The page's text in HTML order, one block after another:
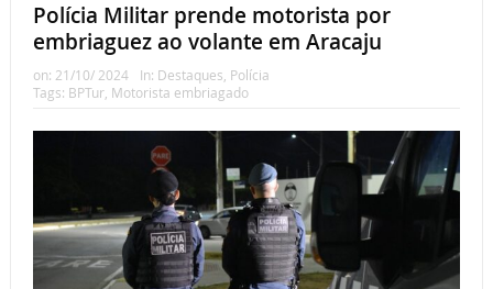
Polícia Militar prende motorista por
embriaguez ao volante em Aracaju
on: 21/10/ 2024 In: Destaques, Polícia
Tags: BPTur, Motorista embriagado